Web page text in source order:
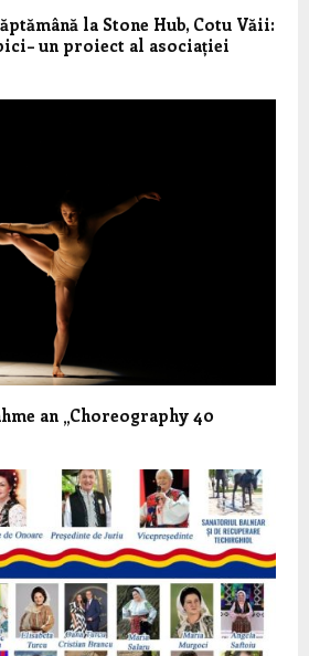
la Stone Hub, Cotu Văii:
un proiect al asociației
an „Choreography 40